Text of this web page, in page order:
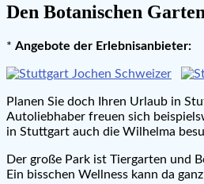
Den Botanischen
* Angebote der Erlebnisanbieter:
Planen Sie doch Ihren Urlaub in
Autoliebhaber freuen sich
in Stuttgart auch die Wilhelma
Der große Park ist Tiergarten und
Ein bisschen Wellness kann da